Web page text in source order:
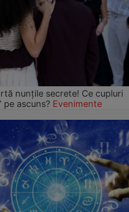
nunțile secrete! Ce cupluri
pe ascuns? Evenimente